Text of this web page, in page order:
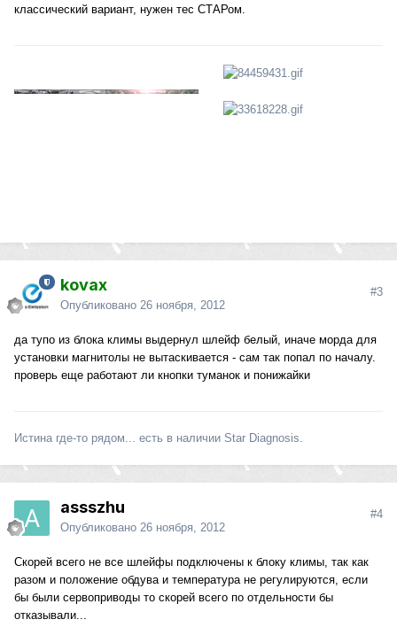
классический вариант, нужен тес СТАРом.
kovax
Опубликовано 26 ноября, 2012
#3
да тупо из блока климы выдернул шлейф белый, иначе морда для
установки магнитолы не вытаскивается - сам так попал по началу.
проверь еще работают ли кнопки туманок и понижайки
Истина где-то рядом... есть в наличии Star Diagnosis.
assszhu
Опубликовано 26 ноября, 2012
#4
Скорей всего не все шлейфы подключены к блоку климы, так как
разом и положение обдува и температура не регулируются, если
бы были сервоприводы то скорей всего по отдельности бы
отказывали...